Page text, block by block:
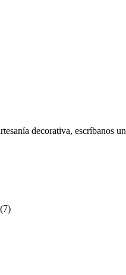
decorativa, escríbanos un
(7)